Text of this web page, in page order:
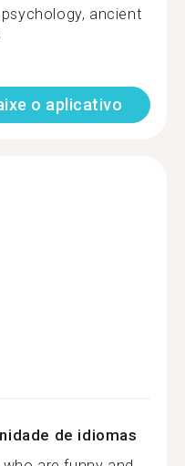
ancient
o aplicativo
de idiomas